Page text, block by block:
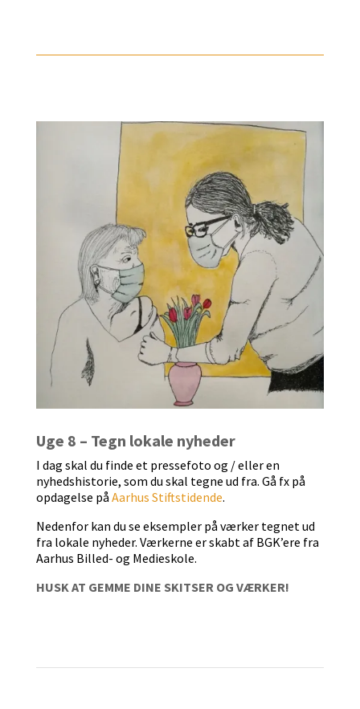
Uge 8 – Tegn lokale nyheder
I dag skal du finde et pressefoto og / eller en
nyhedshistorie, som du skal tegne ud fra. Gå fx på
opdagelse på Aarhus Stiftstidende.
Nedenfor kan du se eksempler på værker tegnet ud
fra lokale nyheder. Værkerne er skabt af BGK’ere fra
Aarhus Billed- og Medieskole.
HUSK AT GEMME DINE SKITSER OG VÆRKER!